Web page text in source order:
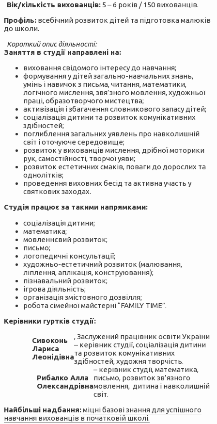
Вік/кількість вихованців: 5 – 6 років / 150 вихованців.
Профіль: всебічний розвиток дітей та підготовка малюків
до школи.
Короткий опис діяльності:
Заняття в студії направлені на:
виховання свідомого інтересу до навчання;
формування у дітей загально-навчальних знань,
умінь і навичок з письма, читання, математики,
логічного мислення, звя’зного мовлення, художньої
праці, образотворчого мистецтва;
активізація і збагачення словникового запасу дітей;
соціалізація дитини та розвиток комунікативних
здібностей;
поглиблення загальних уявлень про навколишній
світ і оточуюче середовище;
розвиток у вихованців мислення, дрібної моторики
рук, самостійності, творчої уяви;
розвиток естетичних смаків, поваги до дорослих та
однолітків;
проведення виховних бесід та активна участь у
святкових заходах.
Студія працює за такими напрямками:
соціалізація дитини;
математика;
мовленнєвий розвиток;
письмо;
логопедичні консультації;
художньо-естетичний розвиток (малювання,
ліплення, аплікація, конструювання);
пізнавальний розвиток;
ігрова діяльність;
організація змістовного дозвілля;
робота сімейної майстерні “FAMILY TIME”.
Керівники гуртків студії:
Сивоконь
Лариса
Леонідівна
, Заслужений працівник освіти України
– керівник студії, соціалізація дитини
та розвиток комунікативних
здібностей, художня творчість.
Рибалко Алла
Олександрівна
– керівник студії, математика,
письмо, розвиток зв’язного
мовлення, дитина і навколишній
світ.
Найбільші надбання:міцні базові знання для успішного
навчання вихованців в початковій школі.